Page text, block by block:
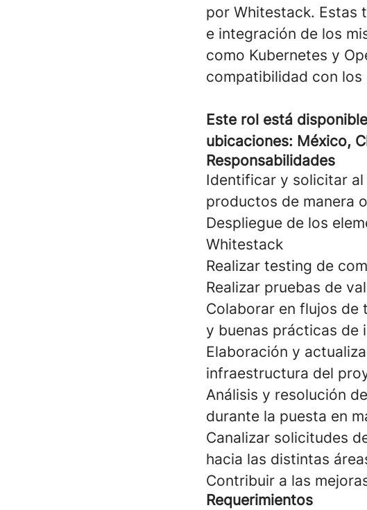
por Whitestack. Estas
e integración de los
como Kubernetes y
compatibilidad con
Este rol está
ubicaciones: México,
Responsabilidades
Identificar y solicitar
productos de manera
Despliegue de los
Whitestack
Realizar testing de
Realizar pruebas de
Colaborar en flujos de
y buenas prácticas de
Elaboración y
infraestructura del
Análisis y resolución
durante la puesta en
Canalizar solicitudes
hacia las distintas
Contribuir a las
Requerimientos